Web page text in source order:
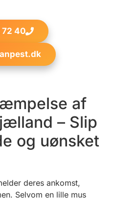
72 40
af
– Slip
og uønsket
deres ankomst,
Selvom en lille mus